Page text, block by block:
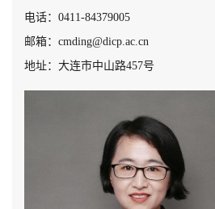
电话：0411-84379005
邮箱：cmding@dicp.ac.cn
地址：大连市中山路457号